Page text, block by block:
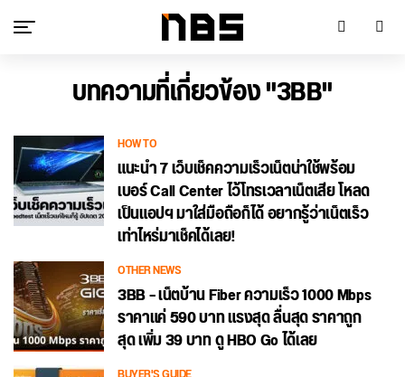
บทความที่เกี่ยวข้อง "3BB"
HOW TO
แนะนำ 7 เว็บเช็คความเร็วเน็ตน่าใช้พร้อม
เบอร์ Call Center ไว้โทรเวลาเน็ตเสีย โหลด
เป็นแอปฯ มาใส่มือถือก็ได้ อยากรู้ว่าเน็ตเร็ว
เท่าไหร่มาเช็คได้เลย!
OTHER NEWS
3BB – เน็ตบ้าน Fiber ความเร็ว 1000 Mbps
ราคาแค่ 590 บาท แรงสุด ลื่นสุด ราคาถูก
สุด เพิ่ม 39 บาท ดู HBO Go ได้เลย